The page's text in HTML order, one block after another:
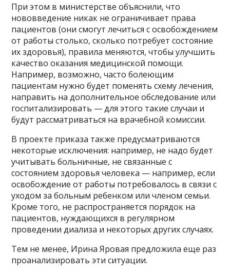
При этом в министерстве объяснили, что
нововведение никак не ограничивает права
пациентов (они смогут лечиться с освобождением
от работы столько, сколько потребует состояние
их здоровья), правила меняются, чтобы улучшить
качество оказания медицинской помощи.
Например, возможно, часто болеющим
пациентам нужно будет поменять схему лечения,
направить на дополнительное обследование или
госпитализировать — для этого такие случаи и
будут рассматриваться на врачебной комиссии.
В проекте приказа также предусматриваются
некоторые исключения: например, не надо будет
учитывать больничные, не связанные с
состоянием здоровья человека — например, если
освобождение от работы потребовалось в связи с
уходом за больным ребенком или членом семьи.
Кроме того, не распространяется порядок на
пациентов, нуждающихся в регулярном
проведении диализа и некоторых других случаях.
Тем не менее, Ирина Яровая предложила еще раз
проанализировать эти ситуации.